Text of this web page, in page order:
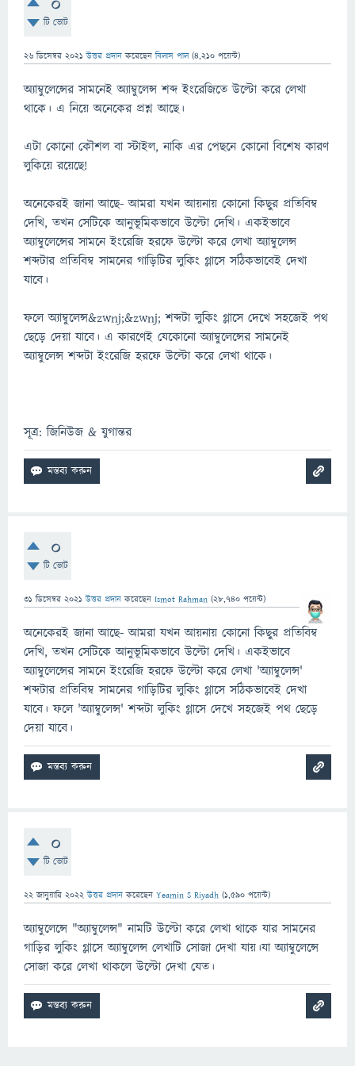
টি ভোট
26 ডিসেম্বর 2021 উত্তর প্রদান করেছেনবিলাস পাল (4,210 পয়েন্ট)
অ্যাম্বুলেন্সের সামনেই অ্যাম্বুলেন্স শব্দ ইংরেজিতে উল্টো করে লেখা
থাকে। এ নিয়ে অনেকের প্রশ্ন আছে।
এটা কোনো কৌশল বা স্টাইল, নাকি এর পেছনে কোনো বিশেষ কারণ
লুকিয়ে রয়েছে!
অনেকেরই জানা আছে- আমরা যখন আয়নায় কোনো কিছুর প্রতিবিম্ব
দেখি, তখন সেটিকে আনুভূমিকভাবে উল্টো দেখি। একইভাবে
অ্যাম্বুলেন্সের সামনে ইংরেজি হরফে উল্টো করে লেখা অ্যাম্বুলেন্স
শব্দটার প্রতিবিম্ব সামনের গাড়িটির লুকিং গ্লাসে সঠিকভাবেই দেখা
যাবে।
ফলে অ্যাম্বুলেন্স&zwnj;&zwnj; শব্দটা লুকিং গ্লাসে দেখে সহজেই পথ
ছেড়ে দেয়া যাবে। এ কারণেই যেকোনো অ্যাম্বুলেন্সের সামনেই
অ্যাম্বুলেন্স শব্দটা ইংরেজি হরফে উল্টো করে লেখা থাকে।
সূত্র: জিনিউজ & যুগান্তর
0
টি ভোট
31 ডিসেম্বর 2021 উত্তর প্রদান করেছেন Ismot Rahman (28,740 পয়েন্ট)
অনেকেরই জানা আছে- আমরা যখন আয়নায় কোনো কিছুর প্রতিবিম্ব
দেখি, তখন সেটিকে আনুভূমিকভাবে উল্টো দেখি। একইভাবে
অ্যাম্বুলেন্সের সামনে ইংরেজি হরফে উল্টো করে লেখা 'অ্যাম্বুলেন্স'
শব্দটার প্রতিবিম্ব সামনের গাড়িটির লুকিং গ্লাসে সঠিকভাবেই দেখা
যাবে। ফলে 'অ্যাম্বুলেন্স' শব্দটা লুকিং গ্লাসে দেখে সহজেই পথ ছেড়ে
দেয়া যাবে।
0
টি ভোট
22 জানুয়ারি 2022 উত্তর প্রদান করেছেন Yeamin S Riyadh (1,590 পয়েন্ট)
অ্যাম্বুলেন্সে "অ্যাম্বুলেন্স" নামটি উল্টো করে লেখা থাকে যার সামনের
গাড়ির লুকিং গ্লাসে অ্যাম্বুলেন্স লেখাটি সোজা দেখা যায়।যা অ্যাম্বুলেন্সে
সোজা করে লেখা থাকলে উল্টো দেখা যেত।